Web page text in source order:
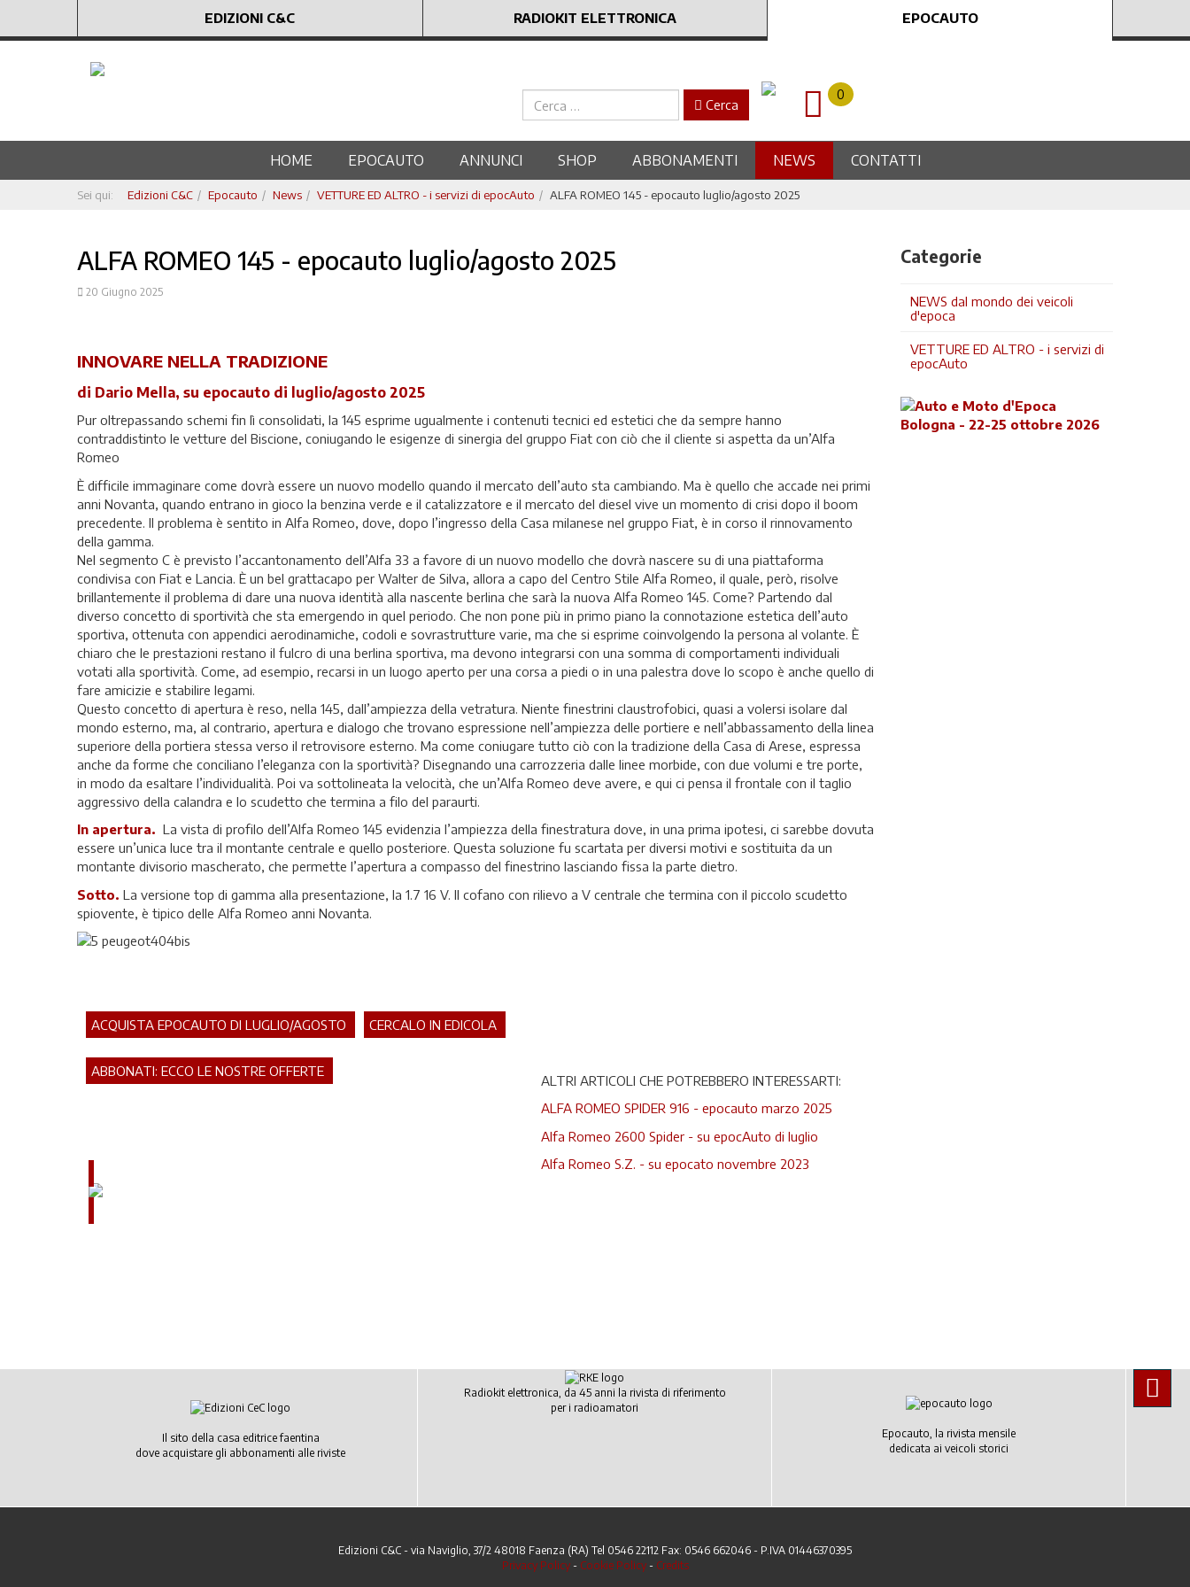
EDIZIONI C&C RADIOKIT ELETTRONICA EPOCAUTO
Cerca Cerca
0
HOME EPOCAUTO ANNUNCI SHOP ABBONAMENTI NEWS CONTATTI
Sei qui: Edizioni C&C Epocauto News VETTURE ED ALTRO - i servizi di epocAuto ALFA ROMEO 145 - epocauto luglio/agosto 2025
ALFA ROMEO 145 - epocauto luglio/agosto 2025
20 Giugno 2025
INNOVARE NELLA TRADIZIONE
di Dario Mella, su epocauto di luglio/agosto 2025
Pur oltrepassando schemi fin lì consolidati, la 145 esprime ugualmente i contenuti tecnici ed estetici che da sempre hanno
contraddistinto le vetture del Biscione, coniugando le esigenze di sinergia del gruppo Fiat con ciò che il cliente si aspetta da un’Alfa
Romeo
È difficile immaginare come dovrà essere un nuovo modello quando il mercato dell’auto sta cambiando. Ma è quello che accade nei primi
anni Novanta, quando entrano in gioco la benzina verde e il catalizzatore e il mercato del diesel vive un momento di crisi dopo il boom
precedente. Il problema è sentito in Alfa Romeo, dove, dopo l’ingresso della Casa milanese nel gruppo Fiat, è in corso il rinnovamento
della gamma.
Nel segmento C è previsto l’accantonamento dell’Alfa 33 a favore di un nuovo modello che dovrà nascere su di una piattaforma
condivisa con Fiat e Lancia. È un bel grattacapo per Walter de Silva, allora a capo del Centro Stile Alfa Romeo, il quale, però, risolve
brillantemente il problema di dare una nuova identità alla nascente berlina che sarà la nuova Alfa Romeo 145. Come? Partendo dal
diverso concetto di sportività che sta emergendo in quel periodo. Che non pone più in primo piano la connotazione estetica dell’auto
sportiva, ottenuta con appendici aerodinamiche, codoli e sovrastrutture varie, ma che si esprime coinvolgendo la persona al volante. È
chiaro che le prestazioni restano il fulcro di una berlina sportiva, ma devono integrarsi con una somma di comportamenti individuali
votati alla sportività. Come, ad esempio, recarsi in un luogo aperto per una corsa a piedi o in una palestra dove lo scopo è anche quello di
fare amicizie e stabilire legami.
Questo concetto di apertura è reso, nella 145, dall’ampiezza della vetratura. Niente finestrini claustrofobici, quasi a volersi isolare dal
mondo esterno, ma, al contrario, apertura e dialogo che trovano espressione nell’ampiezza delle portiere e nell’abbassamento della linea
superiore della portiera stessa verso il retrovisore esterno. Ma come coniugare tutto ciò con la tradizione della Casa di Arese, espressa
anche da forme che conciliano l’eleganza con la sportività? Disegnando una carrozzeria dalle linee morbide, con due volumi e tre porte,
in modo da esaltare l’individualità. Poi va sottolineata la velocità, che un’Alfa Romeo deve avere, e qui ci pensa il frontale con il taglio
aggressivo della calandra e lo scudetto che termina a filo del paraurti.
In apertura. La vista di profilo dell’Alfa Romeo 145 evidenzia l’ampiezza della finestratura dove, in una prima ipotesi, ci sarebbe dovuta
essere un’unica luce tra il montante centrale e quello posteriore. Questa soluzione fu scartata per diversi motivi e sostituita da un
montante divisorio mascherato, che permette l’apertura a compasso del finestrino lasciando fissa la parte dietro.
Sotto. La versione top di gamma alla presentazione, la 1.7 16 V. Il cofano con rilievo a V centrale che termina con il piccolo scudetto
spiovente, è tipico delle Alfa Romeo anni Novanta.
ACQUISTA EPOCAUTO DI LUGLIO/AGOSTO CERCALO IN EDICOLA
ABBONATI: ECCO LE NOSTRE OFFERTE
ALTRI ARTICOLI CHE POTREBBERO INTERESSARTI:
ALFA ROMEO SPIDER 916 - epocauto marzo 2025
Alfa Romeo 2600 Spider - su epocAuto di luglio
Alfa Romeo S.Z. - su epocato novembre 2023
Categorie
NEWS dal mondo dei veicoli
d'epoca
VETTURE ED ALTRO - i servizi di
epocAuto
Il sito della casa editrice faentina
dove acquistare gli abbonamenti alle riviste
Radiokit elettronica, da 45 anni la rivista di riferimento
per i radioamatori
Epocauto, la rivista mensile
dedicata ai veicoli storici
Edizioni C&C - via Naviglio, 37/2 48018 Faenza (RA) Tel 0546 22112 Fax: 0546 662046 - P.IVA 01446370395
Privacy Policy- Cookie Policy- Credits